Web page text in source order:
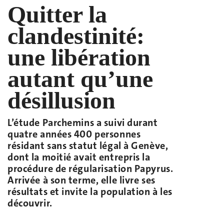
Quitter la
clandestinité:
une libération
autant qu’une
désillusion
L’étude Parchemins a suivi durant
quatre années 400 personnes
résidant sans statut légal à Genève,
dont la moitié avait entrepris la
procédure de régularisation Papyrus.
Arrivée à son terme, elle livre ses
résultats et invite la population à les
découvrir.